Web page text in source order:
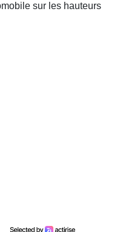
sur les hauteurs